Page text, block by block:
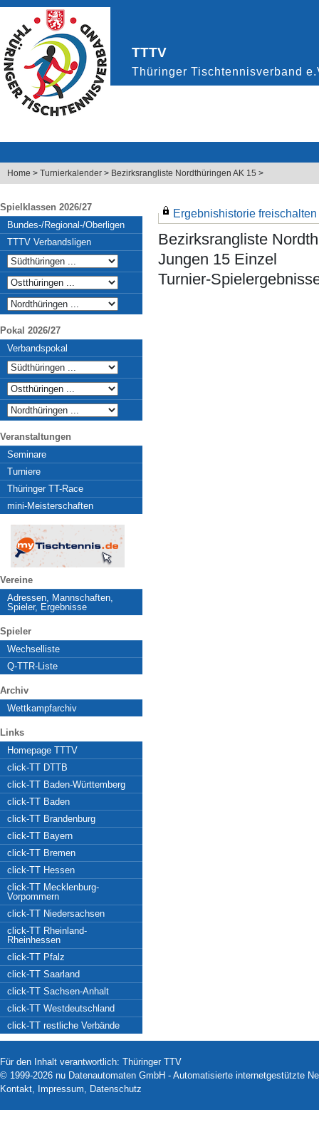
Home > Turnierkalender > Bezirksrangliste Nordthüringen AK 15 >
Spielklassen 2026/27
Bundes-/Regional-/Oberligen
TTTV Verbandsligen
Pokal 2026/27
Verbandspokal
Veranstaltungen
Seminare
Turniere
Thüringer TT-Race
mini-Meisterschaften
Vereine
Adressen, Mannschaften,
Spieler, Ergebnisse
Spieler
Wechselliste
Q-TTR-Liste
Archiv
Wettkampfarchiv
Links
Homepage TTTV
click-TT DTTB
click-TT Baden-Württemberg
click-TT Baden
click-TT Brandenburg
click-TT Bayern
click-TT Bremen
click-TT Hessen
click-TT Mecklenburg-
Vorpommern
click-TT Niedersachsen
click-TT Rheinland-
Rheinhessen
click-TT Pfalz
click-TT Saarland
click-TT Sachsen-Anhalt
click-TT Westdeutschland
click-TT restliche Verbände
Ergebnishistorie freischalten
Bezirksrangliste
Jungen 15 Einzel
Turnier-
Für den Inhalt verantwortlich: Thüringer TTV
© 1999-2026 nu Datenautomaten GmbH - Automatisierte internetgestützte
Kontakt, Impressum, Datenschutz